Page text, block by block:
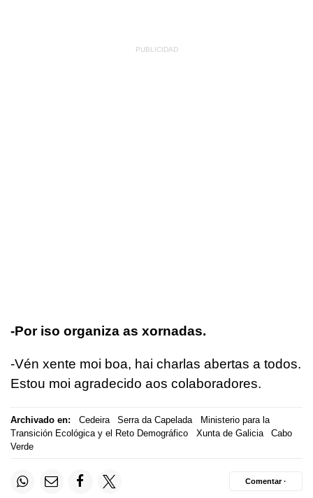
-Por iso organiza as xornadas.
-Vén xente moi boa, hai charlas abertas a todos.
Estou moi agradecido aos colaboradores.
Archivado en: Cedeira Serra da Capelada
Ministerio para la
Transición Ecológica y el Reto Demográfico
Xunta de Galicia
Cabo
Verde
Comentar ·